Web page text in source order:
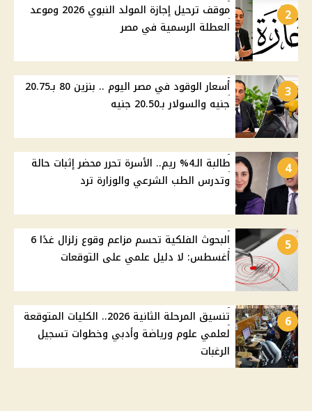
2
موقف ترحيل إجازة المولد النبوي 2026 وموعد
العطلة الرسمية في مصر
3
أسعار الوقود في مصر اليوم .. بنزين 80 بـ20.75
جنيه والسولار بـ20.50 جنيه
4
طالبة الـ4% ريم.. الأسرة تحرر محضر إثبات حالة
وتدرس الطب الشرعي والوزارة ترد
5
البحوث الفلكية تحسم مزاعم وقوع زلزال غدًا 6
أغسطس: لا دليل علمي على التوقعات
6
تنسيق المرحلة الثانية 2026.. الكليات المتوقعة
لعلمي علوم ورياضة وأدبي وخطوات تسجيل
الرغبات